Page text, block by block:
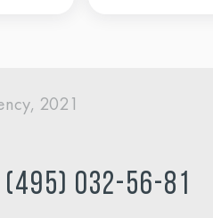
2021
(495) 032-56-81